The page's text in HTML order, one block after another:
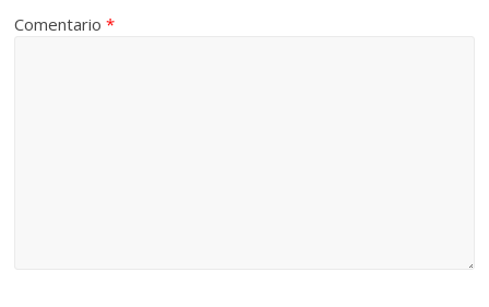
Comentario*